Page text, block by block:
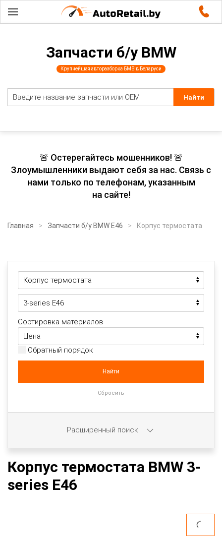
Запчасти б/у BMW
Крупнейшая авторазборка БМВ в Беларуси
🚨 Остерегайтесь мошенников! 🚨
Злоумышленники выдают себя за нас. Связь с
нами только по телефонам, указанным
на сайте!
Главная Запчасти б/у BMW E46 Корпус термостата
Корпус термостата BMW 3-
series E46
Сортировка материалов
Обратный порядок
Расширенный поиск